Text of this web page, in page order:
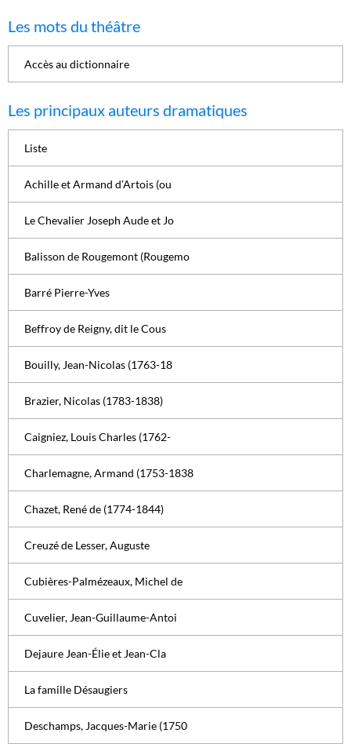
Les mots du théâtre
Accès au dictionnaire
Les principaux auteurs dramatiques
Liste
Achille et Armand d’Artois (ou
Le Chevalier Joseph Aude et Jo
Balisson de Rougemont (Rougemo
Barré Pierre-Yves
Beffroy de Reigny, dit le Cous
Bouilly, Jean-Nicolas (1763-18
Brazier, Nicolas (1783-1838)
Caigniez, Louis Charles (1762-
Charlemagne, Armand (1753-1838
Chazet, René de (1774-1844)
Creuzé de Lesser, Auguste
Cubières-Palmézeaux, Michel de
Cuvelier, Jean-Guillaume-Antoi
Dejaure Jean-Élie et Jean-Cla
La famille Désaugiers
Deschamps, Jacques-Marie (1750